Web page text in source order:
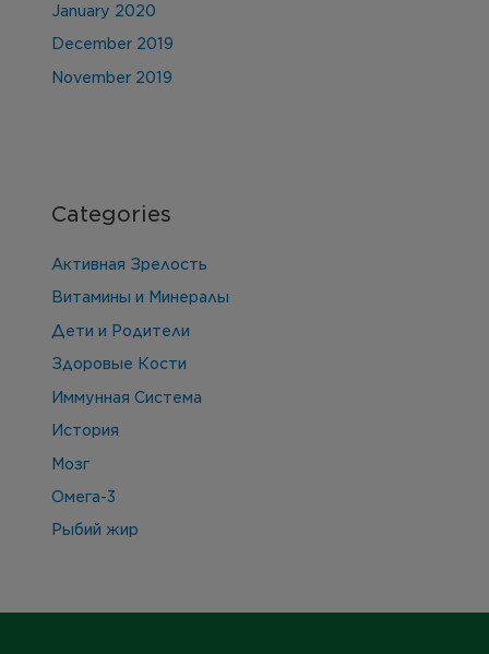
January 2020
December 2019
November 2019
Categories
Активная Зрелость
Витамины и Минералы
Дети и Родители
Здоровые Кости
Иммунная Система
История
Мозг
Омега-3
Рыбий жир